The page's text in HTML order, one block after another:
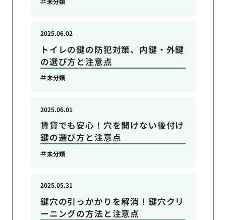
トイレの鍵の防犯対策、内鍵・外鍵
の選び方と注意点
2025.06.02
未分類
賃貸でも安心！穴を開けない後付け
鍵の選び方と注意点
2025.06.01
未分類
鍵穴の引っかかりを解消！鍵穴クリ
ーニングの方法と注意点
2025.05.31